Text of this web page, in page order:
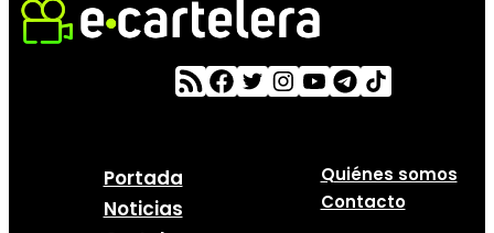
Portada
Noticias
Quiénes somos
Contacto